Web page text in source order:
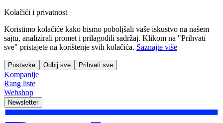
Kolačići i privatnost
Koristimo kolačiće kako bismo poboljšali vaše iskustvo na našem
sajtu, analizirali promet i prilagodili sadržaj. Klikom na "Prihvati
sve" pristajete na korištenje svih kolačića. Saznajte više
Postavke Odbij sve Prihvati sve
Kompanije
Rang liste
Webshop
Newsletter